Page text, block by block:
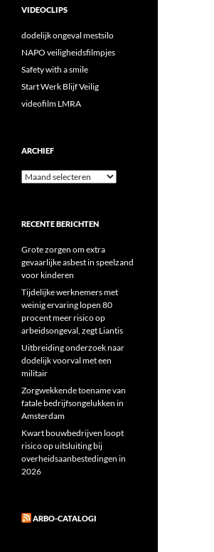
VIDEOCLIPS
dodelijk ongeval mestsilo
NAPO veiligheidsfilmpjes
Safety with a smile
Start Werk Blijf Veilig
videofilm LMRA
ARCHIEF
Archief
RECENTE BERICHTEN
Grote zorgen om extra
gevaarlijke asbest in speelzand
voor kinderen
Tijdelijke werknemers met
weinig ervaring lopen 80
procent meer risico op
arbeidsongeval, zegt Liantis
Uitbreiding onderzoek naar
dodelijk voorval met een
militair
Zorgwekkende toename van
fatale bedrijfsongelukken in
Amsterdam
Kwart bouwbedrijven loopt
risico op uitsluiting bij
overheidsaanbestedingen in
2026
ARBO-CATALOGI